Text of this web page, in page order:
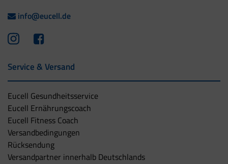
info@eucell.de
Service & Versand
Eucell Gesundheitsservice
Eucell Ernährungscoach
Eucell Fitness Coach
Versandbedingungen
Rücksendung
Versandpartner innerhalb Deutschlands